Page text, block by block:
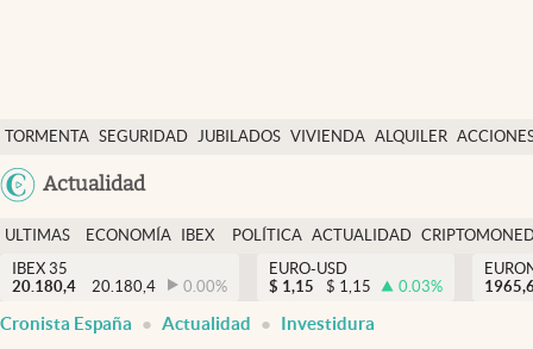
TORMENTA SEGURIDAD JUBILADOS VIVIENDA ALQUILER
USA
Actualidad
Economía y finanzas
Política
Actualidad
Criptomonedas
España
ULTIMAS
NOTICIAS
ECONOMÍA
FINANZAS
IBEX
EURO
POLÍTICA ACTUALIDAD
IBEX 35
20.180,4
20.180,4 0.00%
EURO-USD
$ 1,15 $ 1,15 0.03%
Cronista España Actualidad Investidura